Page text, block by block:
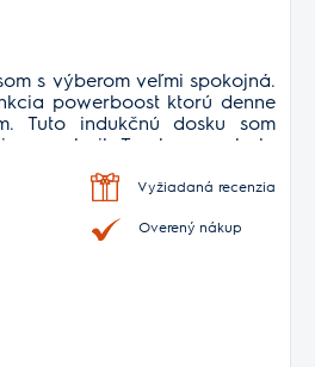
s výberom veľmi spokojná.
powerboost ktorú denne
Tuto indukčnú dosku som
sense boil. Trochu som bola
primárne na varenie presne
zemiakov a vody ale da sa
radšej dozorujem.
Vyžiadaná recenzia
Overený nákup